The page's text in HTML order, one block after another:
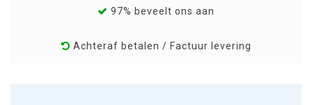
97% beveelt ons aan
Achteraf betalen / Factuur levering